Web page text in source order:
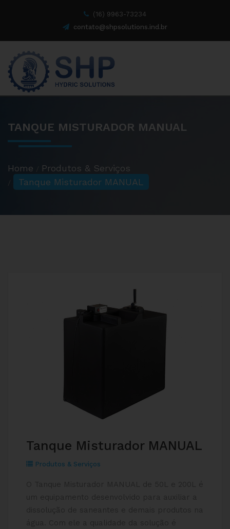
(16) 9963-73234
contato@shpsolutions.ind.br
TANQUE MISTURADOR MANUAL
Home
Produtos & Serviços
Tanque Misturador MANUAL
Tanque Misturador MANUAL
Produtos & Serviços